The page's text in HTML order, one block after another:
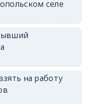
erid: 2SDnjdPjgYS
селе
на работу